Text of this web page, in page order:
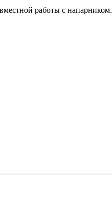
работы с напарником.